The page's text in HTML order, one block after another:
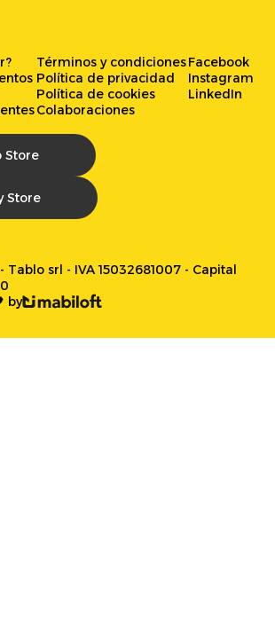
Términos y condiciones
Política de privacidad
Política de cookies
Colaboraciones
Facebook
Instagram
LinkedIn
Store
Store
Tablo srl - IVA 15032681007 - Capital
by